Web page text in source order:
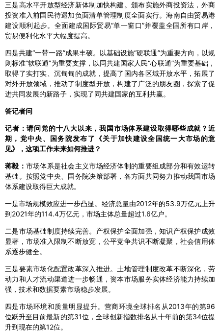
三是高水平开放型经济新体制加快构建。颁布实施外商投资法，外商
投资准入前国民待遇加负面清单管理制度全面实行。海南自由贸易港
建设顺利起步。全面建成国际贸易“单一窗口”并覆盖全国所有口岸，
贸易便利化水平大幅度提高。
四是共建“一带一路”成果丰硕。以基础设施“硬联通”为重要方向，以规
则标准“软联通”为重要支撑，以同共建国家人民“心联通”为重要基础，
取得了实打实、沉甸甸的成就，提高了国内各区域开放水平，拓展了
对外开放领域，推动了制度型开放，构建了广泛的朋友圈，探索了促
进共同发展的新路子，实现了同共建国家的互利共赢。
答记者问
记者：请问党的十八大以来，我国市场体系建设取得哪些成就？近
期，党中央、国务院发布了《关于加快建设全国统一大市场的意
见》，这项工作未来如何推进？
蒋毅： 市场体系是社会主义市场经济体制的重要组成部分和有效运转
基础。按照党中央、国务院决策部署，各方面共同努力推动我国市场
体系建设取得巨大成就。
一是市场规模效应进一步凸显。经济总量由2012年的53.9万亿元上升
到2021年的114.4万亿元，市场主体总量超过1.6亿户。
二是市场基础制度持续完善。产权保护全面加强，知识产权保护成效
显著，市场准入限制不断放宽，公平竞争共识不断凝聚，社会信用体
系逐步健全。
三是要素市场化配置改革深入推进。土地管理制度改革不断深化，劳
动力和人才流动渠道进一步畅通，资本市场服务实体经济能力持续加
强，技术和数据要素市场稳步发展。
四是市场环境和质量明显提升。营商环境全球排名从2013年的第96
位跃升至目前最新的第31位，全球创新指数排名从十年前的第34位提
升到现在的第12位。